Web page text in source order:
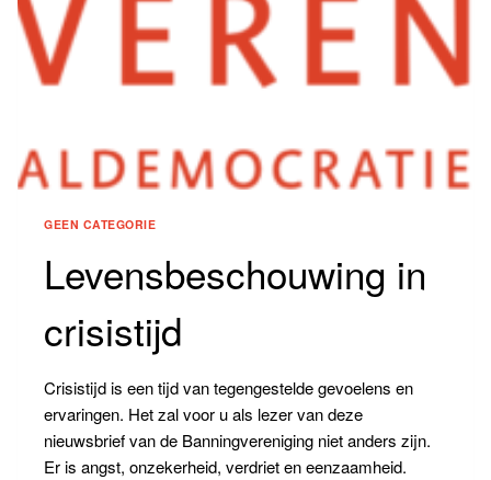
GEEN CATEGORIE
Levensbeschouwing in
crisistijd
Crisistijd is een tijd van tegengestelde gevoelens en
ervaringen. Het zal voor u als lezer van deze
nieuwsbrief van de Banningvereniging niet anders zijn.
Er is angst, onzekerheid, verdriet en eenzaamheid.